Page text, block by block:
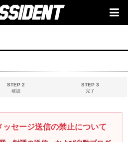
STEP 2
確認
STEP 3
完了
セージ送信の禁止について